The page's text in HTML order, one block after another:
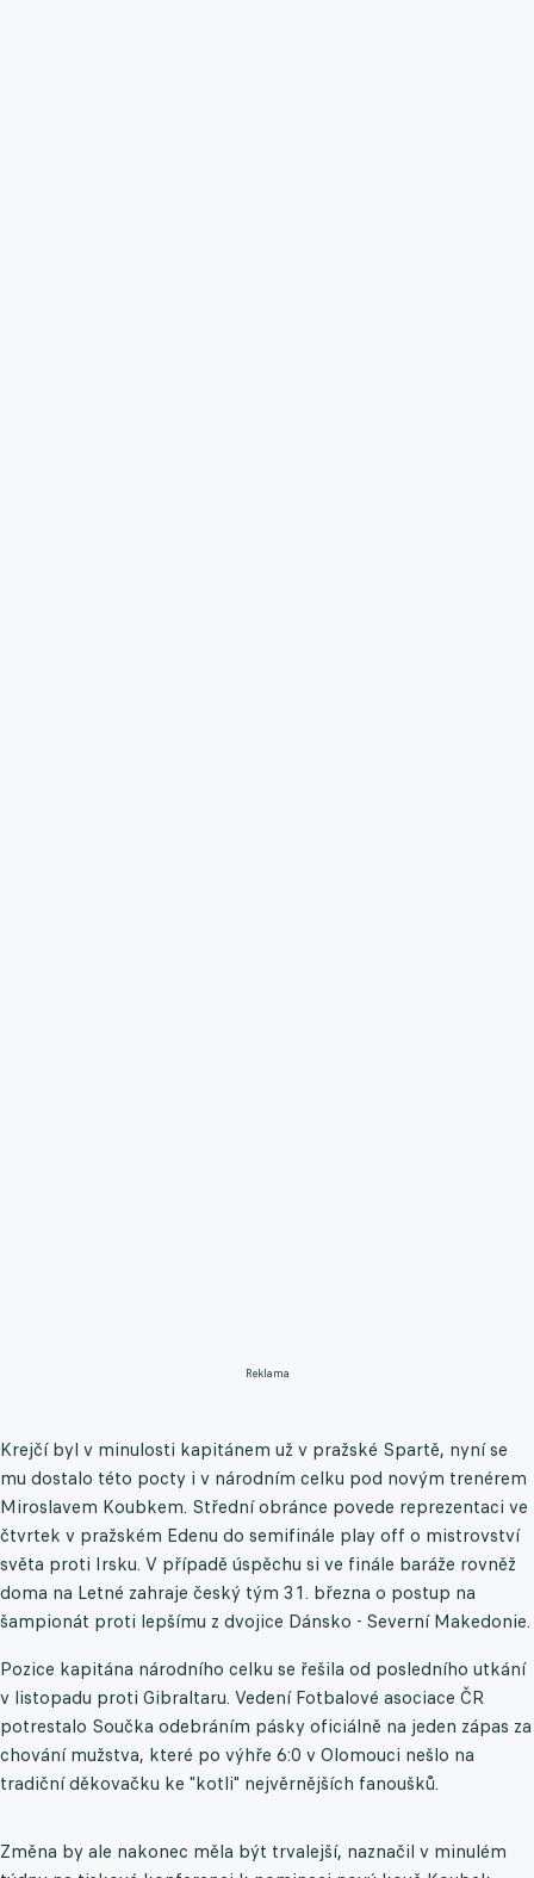
Reklama
Krejčí byl v minulosti kapitánem už v pražské Spartě, nyní se
mu dostalo této pocty i v národním celku pod novým trenérem
Miroslavem Koubkem. Střední obránce povede reprezentaci ve
čtvrtek v pražském Edenu do semifinále play off o mistrovství
světa proti Irsku. V případě úspěchu si ve finále baráže rovněž
doma na Letné zahraje český tým 31. března o postup na
šampionát proti lepšímu z dvojice Dánsko - Severní Makedonie.
Pozice kapitána národního celku se řešila od posledního utkání
v listopadu proti Gibraltaru. Vedení Fotbalové asociace ČR
potrestalo Součka odebráním pásky oficiálně na jeden zápas za
chování mužstva, které po výhře 6:0 v Olomouci nešlo na
tradiční děkovačku ke "kotli" nejvěrnějších fanoušků.
Změna by ale nakonec měla být trvalejší, naznačil v minulém